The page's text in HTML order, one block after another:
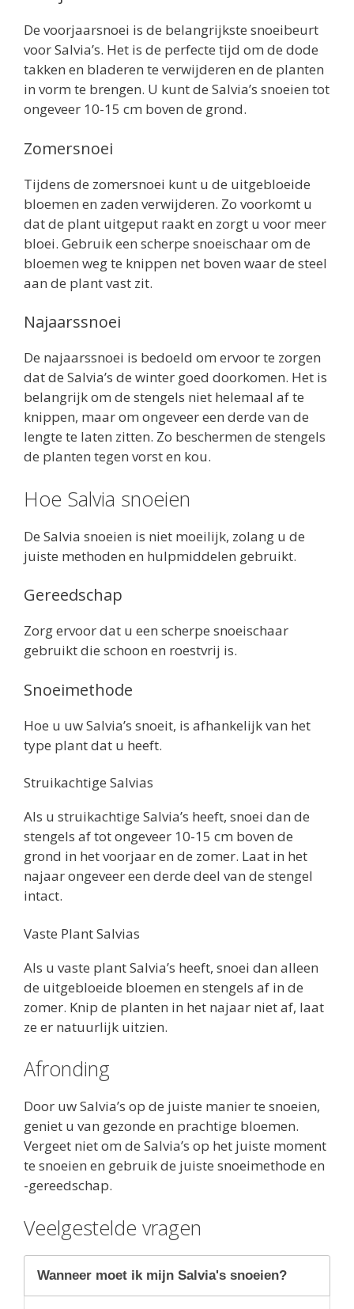
De voorjaarsnoei is de belangrijkste snoeibeurt
voor Salvia’s. Het is de perfecte tijd om de dode
takken en bladeren te verwijderen en de planten
in vorm te brengen. U kunt de Salvia’s snoeien tot
ongeveer 10-15 cm boven de grond.
Zomersnoei
Tijdens de zomersnoei kunt u de uitgebloeide
bloemen en zaden verwijderen. Zo voorkomt u
dat de plant uitgeput raakt en zorgt u voor meer
bloei. Gebruik een scherpe snoeischaar om de
bloemen weg te knippen net boven waar de steel
aan de plant vast zit.
Najaarssnoei
De najaarssnoei is bedoeld om ervoor te zorgen
dat de Salvia’s de winter goed doorkomen. Het is
belangrijk om de stengels niet helemaal af te
knippen, maar om ongeveer een derde van de
lengte te laten zitten. Zo beschermen de stengels
de planten tegen vorst en kou.
Hoe Salvia snoeien
De Salvia snoeien is niet moeilijk, zolang u de
juiste methoden en hulpmiddelen gebruikt.
Gereedschap
Zorg ervoor dat u een scherpe snoeischaar
gebruikt die schoon en roestvrij is.
Snoeimethode
Hoe u uw Salvia’s snoeit, is afhankelijk van het
type plant dat u heeft.
Struikachtige Salvias
Als u struikachtige Salvia’s heeft, snoei dan de
stengels af tot ongeveer 10-15 cm boven de
grond in het voorjaar en de zomer. Laat in het
najaar ongeveer een derde deel van de stengel
intact.
Vaste Plant Salvias
Als u vaste plant Salvia’s heeft, snoei dan alleen
de uitgebloeide bloemen en stengels af in de
zomer. Knip de planten in het najaar niet af, laat
ze er natuurlijk uitzien.
Afronding
Door uw Salvia’s op de juiste manier te snoeien,
geniet u van gezonde en prachtige bloemen.
Vergeet niet om de Salvia’s op het juiste moment
te snoeien en gebruik de juiste snoeimethode en
-gereedschap.
Veelgestelde vragen
Wanneer moet ik mijn Salvia's snoeien?